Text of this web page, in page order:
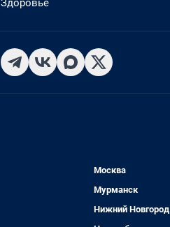
Здоровье
Москва
Мурманск
Нижний Новгород